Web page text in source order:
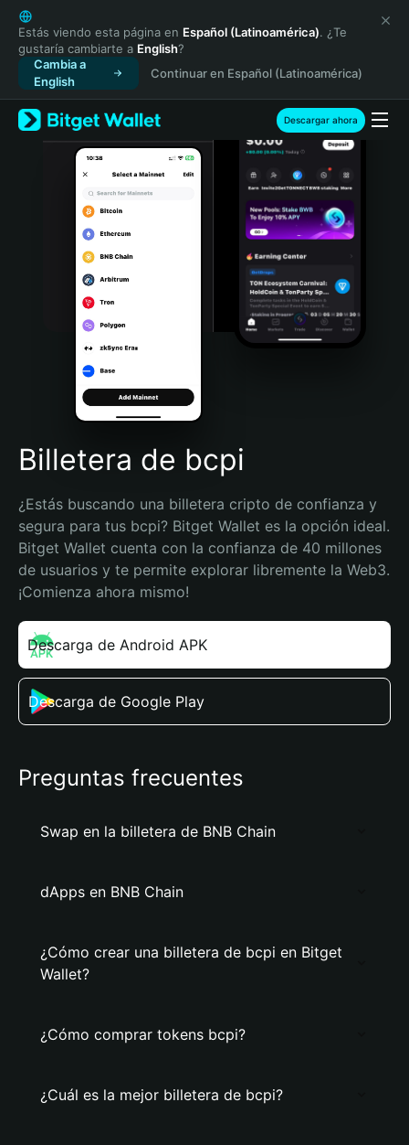
English
日本語
Tiếng Việt
Русский
Español (Latinoamérica)
Türkçe
Italiano
Português (Portugal)
Bahasa Indonesia
Português (Brasil)
Español (Argentina)
Estás viendo esta página en Español (Latinoamérica). ¿Te
gustaría cambiarte a English?
Cambia a
English
Continuar en Español (Latinoamérica)
Descargar ahora
Billetera de bcpi
¿Estás buscando una billetera cripto de confianza y
segura para tus bcpi? Bitget Wallet es la opción ideal.
Bitget Wallet cuenta con la confianza de 40 millones
de usuarios y te permite explorar libremente la Web3.
¡Comienza ahora mismo!
Descarga de Android APK
Descarga de Google Play
Preguntas frecuentes
Swap en la billetera de BNB Chain
dApps en BNB Chain
¿Cómo crear una billetera de bcpi en Bitget
Wallet?
¿Cómo comprar tokens bcpi?
¿Cuál es la mejor billetera de bcpi?